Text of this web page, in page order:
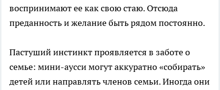
воспринимают ее как свою стаю. Отсюда
преданность и желание быть рядом постоянно.
Пастуший инстинкт проявляется в заботе о
семье: мини-аусси могут аккуратно «собирать»
детей или направлять членов семьи. Иногда они